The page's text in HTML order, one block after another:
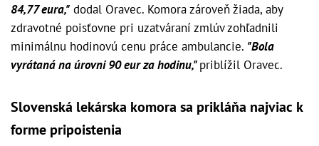
84,77 eura," dodal Oravec. Komora zároveň žiada, aby
zdravotné poisťovne pri uzatváraní zmlúv zohľadnili
minimálnu hodinovú cenu práce ambulancie. "Bola
vyrátaná na úrovni 90 eur za hodinu,"priblížil Oravec.
Slovenská lekárska komora sa prikláňa najviac k
forme pripoistenia